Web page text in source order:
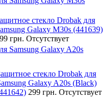
стекло Drobak для
Galaxy M30s (441639)
грн. Отсутствует
Samsung Galaxy A20s
стекло Drobak для
Galaxy A20s (Black)
299 грн. Отсутствует